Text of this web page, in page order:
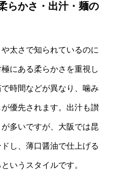
らかさ・出汁・麺の
太さで知られているのに
にある柔らかさを重視し
時間などが異なり、噛み
優先されます。出汁も讃
多いですが、大阪では昆
し、薄口醤油で仕上げる
いうスタイルです。